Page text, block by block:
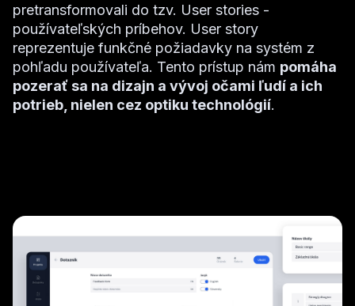
pretransformovali do tzv. User stories -
používateľských príbehov. User story
reprezentuje funkčné požiadavky na systém z
pohľadu používateľa. Tento prístup nám pomáha
pozerať sa na dizajn a vývoj očami ľudí a ich
potrieb, nielen cez optiku technológií.